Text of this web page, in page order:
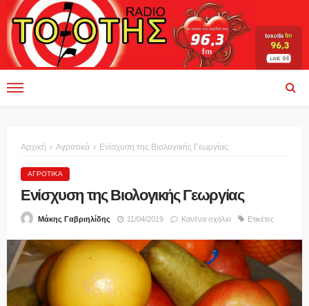
Αρχική Αγροτικά Ενίσχυση της Βιολογικής Γεωργίας
ΑΓΡΟΤΙΚΆ
Ενίσχυση της Βιολογικής Γεωργίας
Μάκης Γαβριηλίδης 11/04/2019 Κανένα σχόλιο Ετικέτες